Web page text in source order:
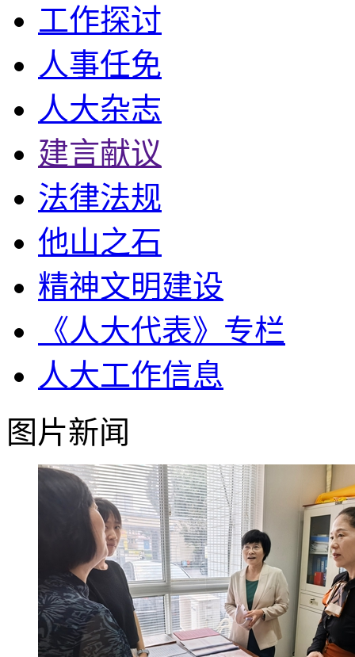
工作探讨
人事任免
人大杂志
建言献议
法律法规
他山之石
精神文明建设
《人大代表》专栏
人大工作信息
图片新闻